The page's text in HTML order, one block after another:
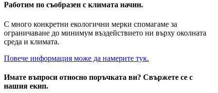
Работим по съобразен с климата начин.
С много конкретни екологични мерки спомагаме за
ограничаване до минимум въздействието ни върху околната
среда и климата.
Повече информация може да намерите тук.
Имате въпроси относно поръчката ви? Свържете се с
нашия екип.